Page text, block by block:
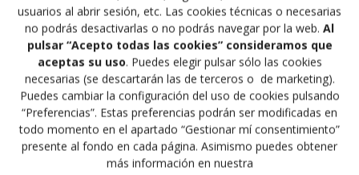
usuarios al abrir sesión, etc. Las cookies técnicas o necesarias
no podrás desactivarlas o no podrás navegar por la web. Al
pulsar “Acepto todas las cookies” consideramos que
aceptas su uso. Puedes elegir pulsar sólo las cookies
necesarias (se descartarán las de terceros o de marketing).
Puedes cambiar la configuración del uso de cookies pulsando
“Preferencias”. Estas preferencias podrán ser modificadas en
todo momento en el apartado “Gestionar mí consentimiento”
presente al fondo en cada página. Asimismo puedes obtener
más información en nuestra
la Federación Española de Pesca, Marco Rioja,
presidente de la Federación Española de Esgrima, Javier
Revuelta, presidente de la Federación de Hípica
Española, así como el experto en derecho deportivo,
Alberto Palomar.
Los intervinientes trasladaron a los grupos políticos
asistentes, la foto actual del deporte federado español,
en la que se hizo hincapié en la necesidad de mejorar